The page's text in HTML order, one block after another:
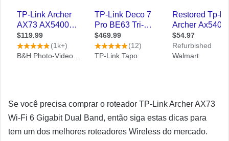
Se você precisa comprar o roteador TP-Link Archer AX73
Wi-Fi 6 Gigabit Dual Band, então siga estas dicas para
tem um dos melhores roteadores Wireless do mercado.